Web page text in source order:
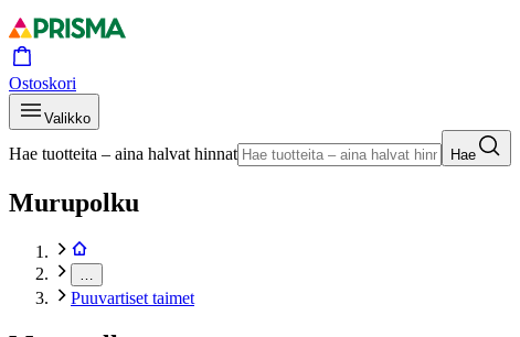
Ostoskori
Valikko
Hae tuotteita – aina halvat hinnat Hae
Murupolku
Puuvartiset taimet